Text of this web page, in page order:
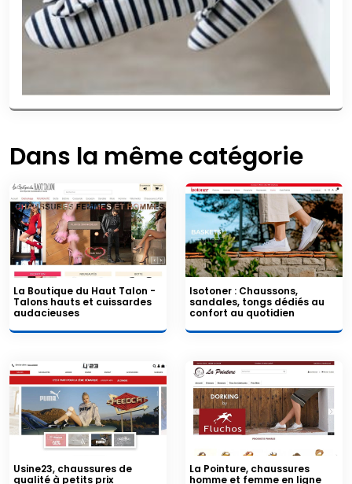
Dans la même catégorie
La Boutique du Haut Talon -
Talons hauts et cuissardes
audacieuses
Isotoner : Chaussons,
sandales, tongs dédiés au
confort au quotidien
Usine23, chaussures de
qualité à petits prix
La Pointure, chaussures
homme et femme en ligne